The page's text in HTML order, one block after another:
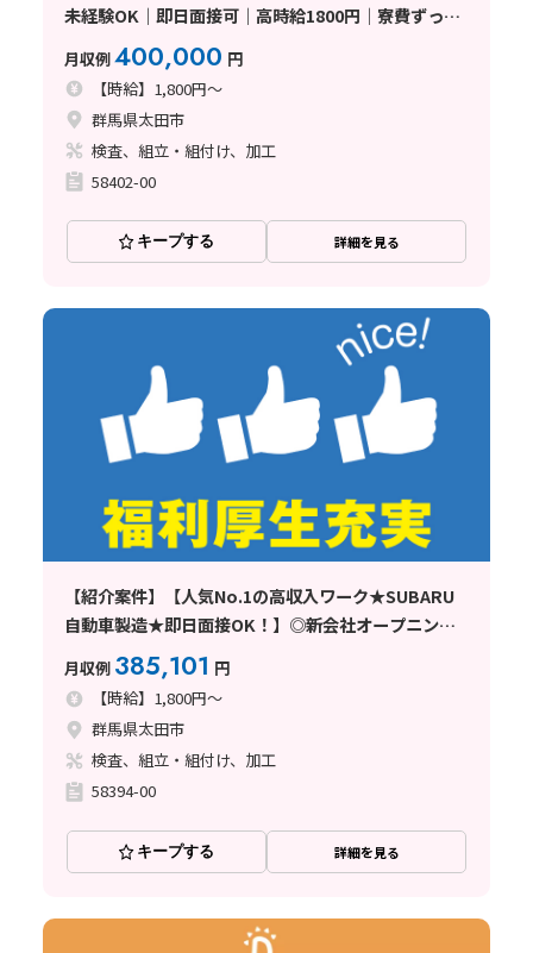
未経験OK｜即日面接可｜高時給1800円｜寮費ずっと
無料！即入寮OK｜トラック部品の製造スタッフ募集
｜月収40万円以上も可《群馬県太田
月収例400,000 円
【時給】1,800円～
群馬県太田市
検査、組立・組付け、加工
58402-00
キープする 詳細を見る
【紹介案件】【人気No.1の高収入ワーク★SUBARU
自動車製造★即日面接OK！】◎新会社オープニング
スタッフ大募集！◆高時給1800円／寮費無料／土日休
み／正社員登用制度あり！《群馬県太田
月収例 385,101 円
【時給】1,800円～
群馬県太田市
検査、組立・組付け、加工
58394-00
キープする 詳細を見る